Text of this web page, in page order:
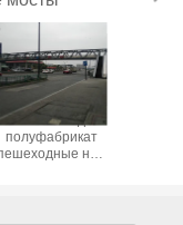
Мосты следа
полуфабрикат
над
городского